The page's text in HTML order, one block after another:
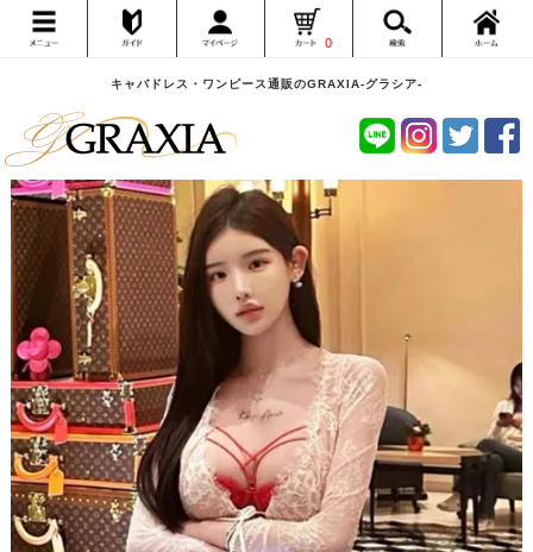
キャバドレス・ワンピース通販のGRAXIA-グラシア-
0